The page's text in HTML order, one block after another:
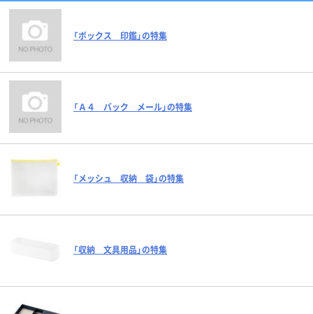
「ボックス 印鑑」の特集
「Ａ４ バック メール」の特集
「メッシュ 収納 袋」の特集
「収納 文具用品」の特集